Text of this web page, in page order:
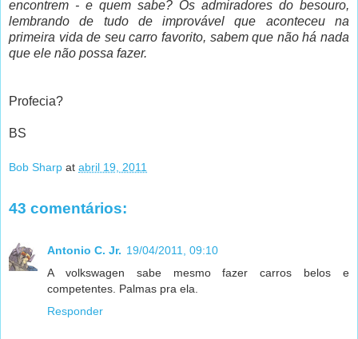
encontrem - e quem sabe? Os admiradores do besouro,
lembrando de tudo de improvável que aconteceu na
primeira vida de seu carro favorito, sabem que não há nada
que ele não possa fazer.
Profecia?
BS
Bob Sharp at abril 19, 2011
43 comentários:
Antonio C. Jr. 19/04/2011, 09:10
A volkswagen sabe mesmo fazer carros belos e
competentes. Palmas pra ela.
Responder